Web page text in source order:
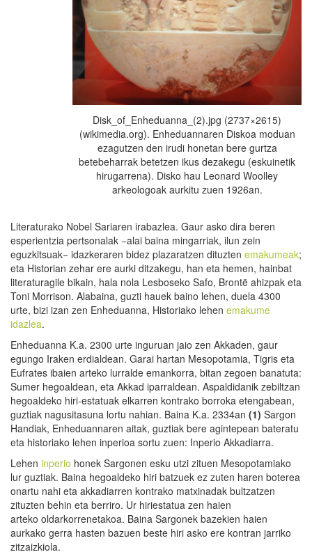
Disk_of_Enheduanna_(2).jpg (2737×2615)
(wikimedia.org). Enheduannaren Diskoa moduan
ezagutzen den irudi honetan bere gurtza
betebeharrak betetzen ikus dezakegu (eskuinetik
hirugarrena). Disko hau Leonard Woolley
arkeologoak aurkitu zuen 1926an.
Literaturako Nobel Sariaren irabazlea. Gaur asko dira beren
esperientzia pertsonalak −alai baina mingarriak, ilun zein
eguzkitsuak− idazkeraren bidez plazaratzen dituzten emakumeak;
eta Historian zehar ere aurki ditzakegu, han eta hemen, hainbat
literaturagile bikain, hala nola Lesboseko Safo, Brontë ahizpak eta
Toni Morrison. Alabaina, guzti hauek baino lehen, duela 4300
urte, bizi izan zen Enheduanna, Historiako lehen emakume
idazlea.
Enheduanna K.a. 2300 urte inguruan jaio zen Akkaden, gaur
egungo Iraken erdialdean. Garai hartan Mesopotamia, Tigris eta
Eufrates ibaien arteko lurralde emankorra, bitan zegoen banatuta:
Sumer hegoaldean, eta Akkad iparraldean. Aspaldidanik zebiltzan
hegoaldeko hiri-estatuak elkarren kontrako borroka etengabean,
guztiak nagusitasuna lortu nahian. Baina K.a. 2334an (1) Sargon
Handiak, Enheduannaren aitak, guztiak bere agintepean bateratu
eta historiako lehen inperioa sortu zuen: Inperio Akkadiarra.
Lehen inperio honek Sargonen esku utzi zituen Mesopotamiako
lur guztiak. Baina hegoaldeko hiri batzuek ez zuten haren boterea
onartu nahi eta akkadiarren kontrako matxinadak bultzatzen
zituzten behin eta berriro. Ur hiriestatua zen haien
arteko oldarkorrenetakoa. Baina Sargonek bazekien haien
aurkako gerra hasten bazuen beste hiri asko ere kontran jarriko
zitzaizkiola.